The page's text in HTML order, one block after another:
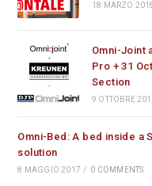
18 MARZO
Omni-Joint
Pro + 31
Section
9 OTTOBRE
Omni-Bed: A bed inside a
solution
8 MAGGIO 2017 / 0 COMMENTS